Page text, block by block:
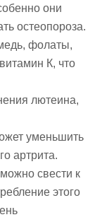
они
остеопороза.
фолаты,
К, что
лютеина,
уменьшить
артрита.
свести к
этого